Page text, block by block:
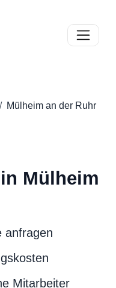
Toggle
Mülheim an der Ruhr
Mülheim
anfragen
Mitarbeiter